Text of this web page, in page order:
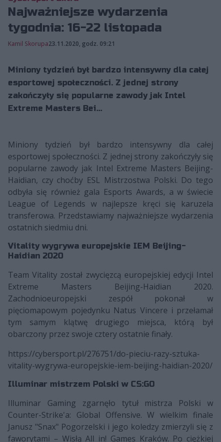
Najważniejsze wydarzenia
tygodnia: 16-22 listopada
Kamil Skorupa23.11.2020, godz. 09:21
Miniony tydzień był bardzo intensywny dla całej
esportowej społeczności. Z jednej strony
zakończyły się popularne zawody jak Intel
Extreme Masters Bei...
Miniony tydzień był bardzo intensywny dla całej
esportowej społeczności. Z jednej strony zakończyły się
popularne zawody jak Intel Extreme Masters Beijing-
Haidian, czy choćby ESL Mistrzostwa Polski. Do tego
odbyła się również gala Esports Awards, a w świecie
League of Legends w najlepsze kręci się karuzela
transferowa. Przedstawiamy najważniejsze wydarzenia
ostatnich siedmiu dni.
Vitality wygrywa europejskie IEM Beijing-
Haidian 2020
Team Vitality został zwycięzcą europejskiej edycji Intel
Extreme Masters Beijing-Haidian 2020.
Zachodnioeuropejski zespół pokonał w
pięciomapowym pojedynku Natus Vincere i przełamał
tym samym klątwę drugiego miejsca, którą był
obarczony przez swoje cztery ostatnie finały.
https://cybersport.pl/276751/do-pieciu-razy-sztuka-
vitality-wygrywa-europejskie-iem-beijing-haidian-2020/
Illuminar mistrzem Polski w CS:GO
Illuminar Gaming zgarnęło tytuł mistrza Polski w
Counter-Strike'a: Global Offensive. W wielkim finale
Janusz "Snax" Pogorzelski i jego koledzy zmierzyli się z
faworytami – Wisłą All in! Games Kraków. Po ciężkiej